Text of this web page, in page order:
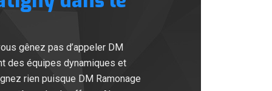
gênez pas d’appeler DM
des équipes dynamiques et
rien puisque DM Ramonage